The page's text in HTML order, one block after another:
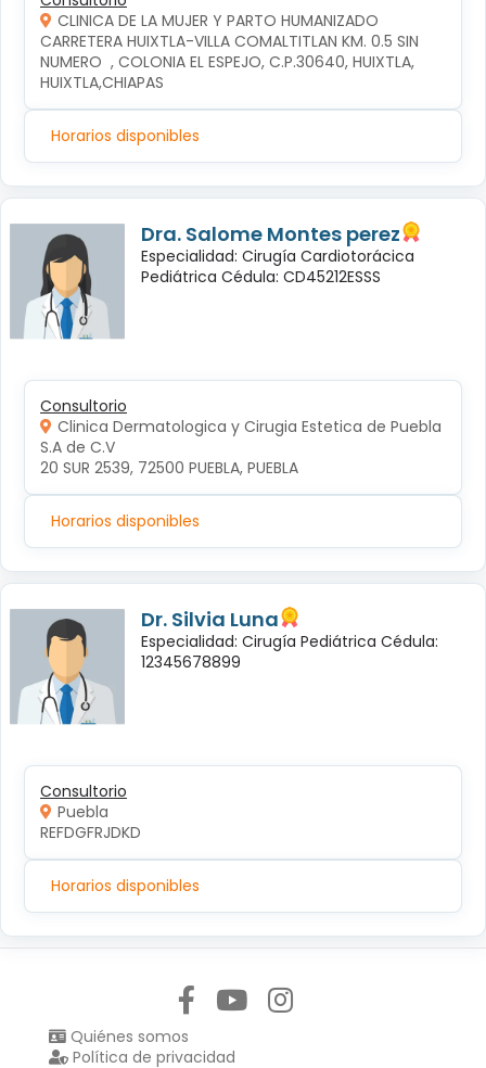
CLINICA DE LA MUJER Y PARTO HUMANIZADO
CARRETERA HUIXTLA-VILLA COMALTITLAN KM. 0.5 SIN
NUMERO  , COLONIA EL ESPEJO, C.P.30640, HUIXTLA,
HUIXTLA,CHIAPAS
Horarios disponibles
Dra. Salome Montes perez
Especialidad: Cirugía Cardiotorácica
Pediátrica Cédula: CD45212ESSS
Consultorio
Clinica Dermatologica y Cirugia Estetica de Puebla
S.A de C.V
20 SUR 2539, 72500 PUEBLA, PUEBLA
Horarios disponibles
Dr. Silvia Luna
Especialidad: Cirugía Pediátrica Cédula:
12345678899
Consultorio
Puebla
REFDGFRJDKD
Horarios disponibles
Quiénes somos
Política de privacidad